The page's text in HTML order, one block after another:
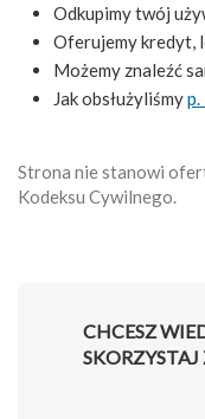
Odkupimy twój
Oferujemy kredyt,
Możemy znaleźć
Jak obsłużyliśmy
Strona nie stanowi
Kodeksu Cywilnego.
CHCESZ